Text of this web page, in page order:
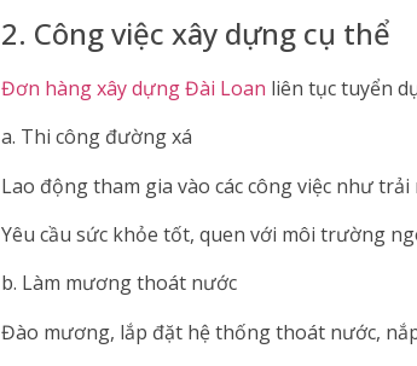
2. Công việc xây dựng cụ thể
Đơn hàng xây dựng Đài Loan liên tục tuyển
a. Thi công đường xá
Lao động tham gia vào các công việc như
Yêu cầu sức khỏe tốt, quen với môi trường
b. Làm mương thoát nước
Đào mương, lắp đặt hệ thống thoát nước,